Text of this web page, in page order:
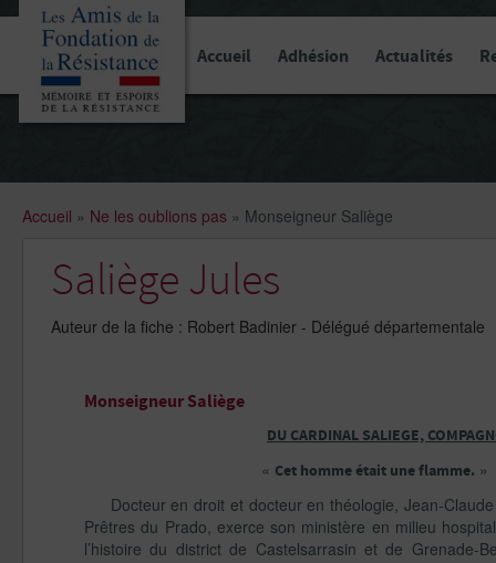
Accueil Adhésion Actualités
Accueil » Ne les oublions pas » Monseigneur Saliège
Saliège Jules
Auteur de la fiche : Robert Badinier - Délégué départementale
Monseigneur Saliège
DU CARDINAL SALIEGE,
« Cet homme était une flamme. »
Docteur en droit et docteur en théologie, Jean-Claude
Prêtres du Prado, exerce son ministère en milieu
l’histoire du district de Castelsarrasin et de
Panneau de gestion des cookies